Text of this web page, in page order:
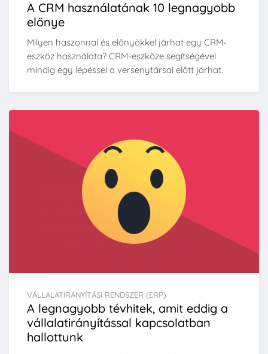
A CRM használatának 10 legnagyobb
előnye
Milyen haszonnal és előnyökkel járhat egy CRM-
eszköz használata? CRM-eszköze segítségével
mindig egy lépéssel a versenytársai előtt járhat.
VÁLLALATIRÁNYÍTÁSI RENDSZER (ERP)
A legnagyobb tévhitek, amit eddig a
vállalatirányítással kapcsolatban
hallottunk